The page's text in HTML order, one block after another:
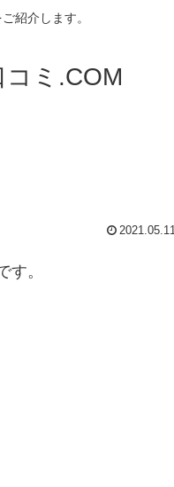
紹介します。
ミ.COM
2021.05.11
。